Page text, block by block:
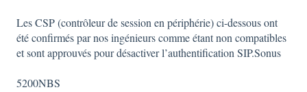
Les CSP (contrôleur de session en périphérie) ci-dessous ont
été confirmés par nos ingénieurs comme étant non compatibles
et sont approuvés pour désactiver l’authentification SIP.Sonus
5200NBS